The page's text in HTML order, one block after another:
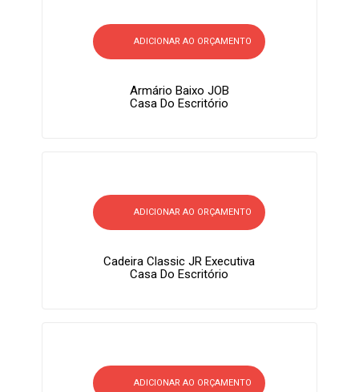
ADICIONAR AO ORÇAMENTO
Armário Baixo JOB
Casa Do Escritório
ADICIONAR AO ORÇAMENTO
Cadeira Classic JR Executiva
Casa Do Escritório
ADICIONAR AO ORÇAMENTO